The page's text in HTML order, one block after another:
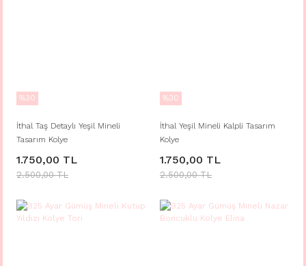
%30
İthal Taş Detaylı Yeşil Mineli
Tasarım Kolye
1.750,00 TL
2.500,00 TL
%30
İthal Yeşil Mineli Kalpli Tasarım
Kolye
1.750,00 TL
2.500,00 TL